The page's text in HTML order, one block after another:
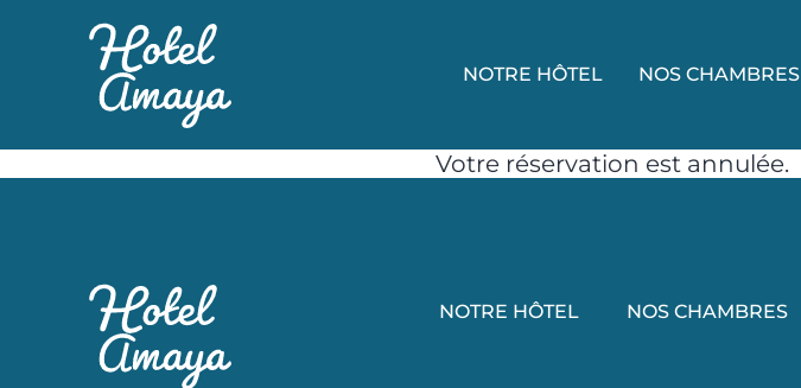
NOTRE HÔTEL NOS CHAMBRES
Votre réservation est annulée.
NOTRE HÔTEL NOS CHAMBRES